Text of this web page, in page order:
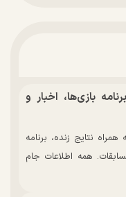
| نتایج، برنامه بازی‌ها، اخبار و
جدول کامل جام جهانی 2026 به همراه نتایج زنده، برنامه
همه اطلاعات جام